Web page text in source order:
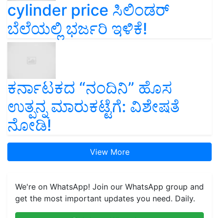
cylinder price ಸಿಲಿಂಡರ್‌
ಬೆಲೆಯಲ್ಲಿ ಭರ್ಜರಿ ಇಳಿಕೆ!
ಕರ್ನಾಟಕದ “ನಂದಿನಿ” ಹೊಸ
ಉತ್ಪನ್ನ ಮಾರುಕಟ್ಟೆಗೆ: ವಿಶೇಷತೆ
ನೋಡಿ!
View More
We're on WhatsApp! Join our WhatsApp group and
get the most important updates you need. Daily.